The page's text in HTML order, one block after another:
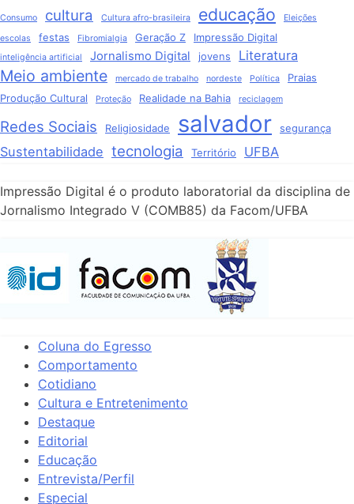
Consumo cultura Cultura afro-brasileira educação
Eleições
escolas
festas Fibromialgia Geração Z Impressão Digital
inteligência artificial Jornalismo Digital jovens Literatura
Meio ambiente mercado de trabalho nordeste Política
Praias
Produção Cultural
Proteção Realidade na Bahia reciclagem
Redes Sociais Religiosidade salvador segurança
Sustentabilidade tecnologia Território UFBA
Impressão Digital é o produto laboratorial da disciplina de
Jornalismo Integrado V (COMB85) da Facom/UFBA
Coluna do Egresso
Comportamento
Cotidiano
Cultura e Entretenimento
Destaque
Editorial
Educação
Entrevista/Perfil
Especial